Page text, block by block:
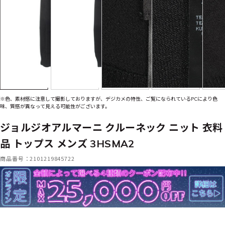
※色、素材感に注意して撮影しておりますが、デジカメの特性、ご覧になられているPCにより色
味、質感が異なって見える可能性がございます。
ジョルジオアルマーニ クルーネック ニット 衣料
品 トップス メンズ 3HSMA2
商品番号：2101219845722